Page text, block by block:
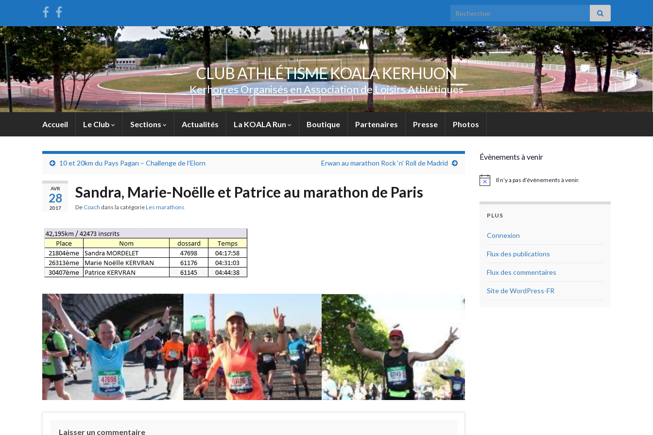
Search for:
CLUB ATHLÉTISME KOALA KERHUON
Kerhorres Organisés en Association de Loisirs Athlétiques
Accueil Le Club Sections Actualités La KOALA Run Boutique Partenaires Presse Photos
10 et 20km du Pays Pagan – Challenge de l’Elorn Erwan au marathon Rock ‘n’ Roll de Madrid
AVR
28
2017
Sandra, Marie-Noëlle et Patrice au marathon de Paris
De Coach dans la catégorieLes marathons
Laisser un commentaire
Évènements à venir
NoticeIl n’y a pas d’évènements à venir.
PLUS
Connexion
Flux des publications
Flux des commentaires
Site de WordPress-FR